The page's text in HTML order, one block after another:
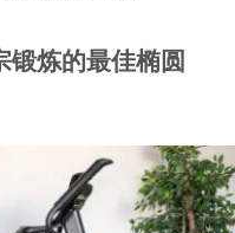
锻炼的最佳椭圆